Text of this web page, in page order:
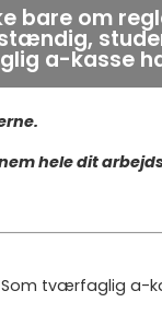
bare om
a-kasse
hele dit
tværfaglig a-